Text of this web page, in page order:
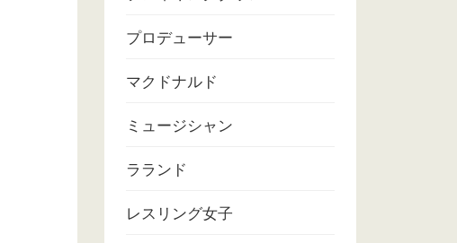
プロデューサー
マクドナルド
ミュージシャン
ラランド
レスリング女子